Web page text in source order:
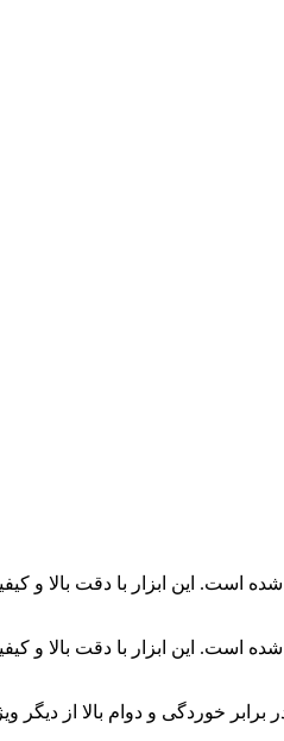
شده است. این ابزار با دقت بالا
شده است. این ابزار با دقت بالا
خوردگی و دوام بالا از